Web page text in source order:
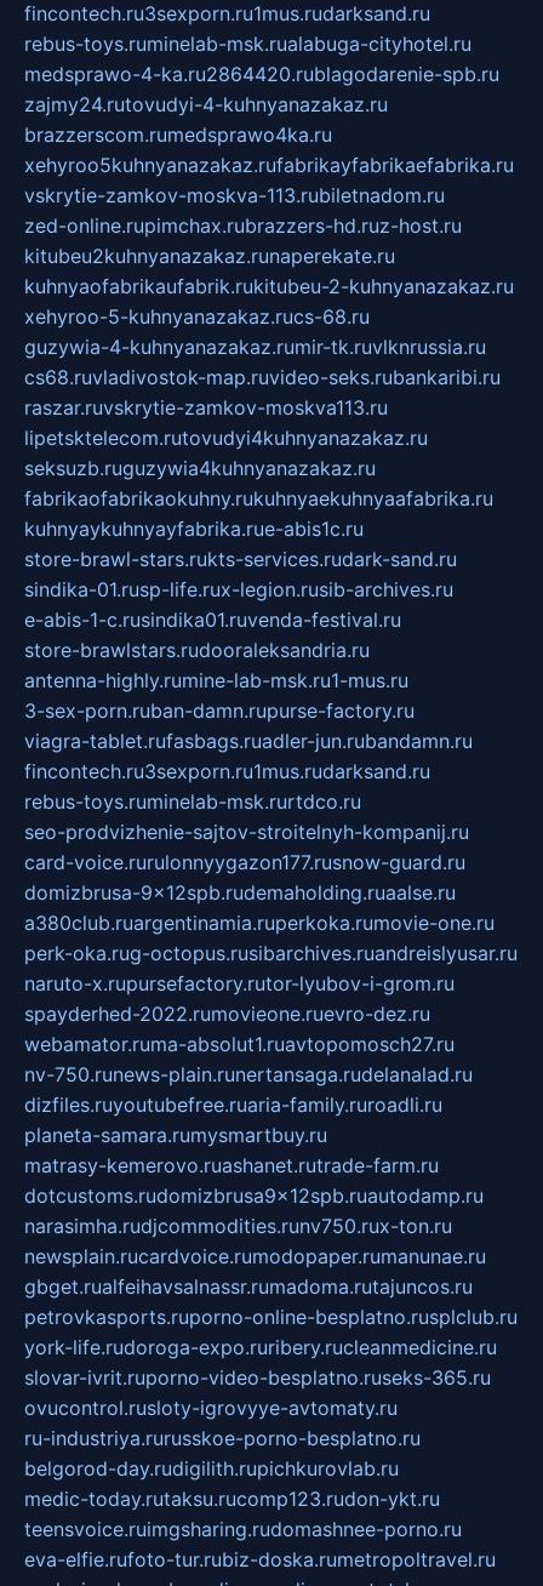
fincontech.ru3sexporn.ru1mus.rudarksand.ru
rebus-toys.ruminelab-msk.rualabuga-cityhotel.ru
medsprawo-4-ka.ru2864420.rublagodarenie-spb.ru
zajmy24.rutovudyi-4-kuhnyanazakaz.ru
brazzerscom.rumedsprawo4ka.ru
xehyroo5kuhnyanazakaz.rufabrikayfabrikaefabrika.ru
vskrytie-zamkov-moskva-113.rubiletnadom.ru
zed-online.rupimchax.rubrazzers-hd.ruz-host.ru
kitubeu2kuhnyanazakaz.runaperekate.ru
kuhnyaofabrikaufabrik.rukitubeu-2-kuhnyanazakaz.ru
xehyroo-5-kuhnyanazakaz.rucs-68.ru
guzywia-4-kuhnyanazakaz.rumir-tk.ruvlknrussia.ru
cs68.ruvladivostok-map.ruvideo-seks.rubankaribi.ru
raszar.ruvskrytie-zamkov-moskva113.ru
lipetsktelecom.rutovudyi4kuhnyanazakaz.ru
seksuzb.ruguzywia4kuhnyanazakaz.ru
fabrikaofabrikaokuhny.rukuhnyaekuhnyaafabrika.ru
kuhnyaykuhnyayfabrika.rue-abis1c.ru
store-brawl-stars.rukts-services.rudark-sand.ru
sindika-01.rusp-life.rux-legion.rusib-archives.ru
e-abis-1-c.rusindika01.ruvenda-festival.ru
store-brawlstars.rudooraleksandria.ru
antenna-highly.rumine-lab-msk.ru1-mus.ru
3-sex-porn.ruban-damn.rupurse-factory.ru
viagra-tablet.rufasbags.ruadler-jun.rubandamn.ru
fincontech.ru3sexporn.ru1mus.rudarksand.ru
rebus-toys.ruminelab-msk.rurtdco.ru
seo-prodvizhenie-sajtov-stroitelnyh-kompanij.ru
card-voice.rurulonnyygazon177.rusnow-guard.ru
domizbrusa-9x12spb.rudemaholding.ruaalse.ru
a380club.ruargentinamia.ruperkoka.rumovie-one.ru
perk-oka.rug-octopus.rusibarchives.ruandreislyusar.ru
naruto-x.rupursefactory.rutor-lyubov-i-grom.ru
spayderhed-2022.rumovieone.ruevro-dez.ru
webamator.ruma-absolut1.ruavtopomosch27.ru
nv-750.runews-plain.runertansaga.rudelanalad.ru
dizfiles.ruyoutubefree.ruaria-family.ruroadli.ru
planeta-samara.rumysmartbuy.ru
matrasy-kemerovo.ruashanet.rutrade-farm.ru
dotcustoms.rudomizbrusa9x12spb.ruautodamp.ru
narasimha.rudjcommodities.runv750.rux-ton.ru
newsplain.rucardvoice.rumodopaper.rumanunae.ru
gbget.rualfeihavsalnassr.rumadoma.rutajuncos.ru
petrovkasports.ruporno-online-besplatno.rusplclub.ru
york-life.rudoroga-expo.ruribery.rucleanmedicine.ru
slovar-ivrit.ruporno-video-besplatno.ruseks-365.ru
ovucontrol.rusloty-igrovyye-avtomaty.ru
ru-industriya.rurusskoe-porno-besplatno.ru
belgorod-day.rudigilith.rupichkurovlab.ru
medic-today.rutaksu.rucomp123.rudon-ykt.ru
teensvoice.ruimgsharing.rudomashnee-porno.ru
eva-elfie.rufoto-tur.rubiz-doska.rumetropoltravel.ru